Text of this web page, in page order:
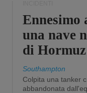
Ennesimo
una nave
di Hormuz
Southampton
Colpita una tanker
abbandonata